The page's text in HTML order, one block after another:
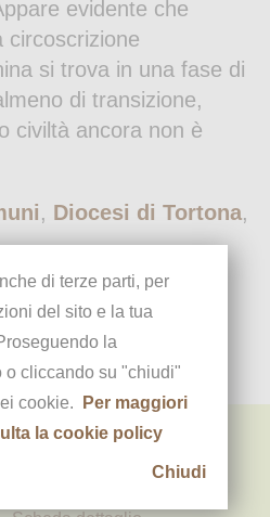
evidente che
circoscrizione
si trova in una fase di
di transizione,
civiltà ancora non è
, Diocesi di Tortona,
DI POZZOLO
di terze parti, per
del sito e la tua
la
o cliccando su "chiudi"
cookie.
Per maggiori
la cookie policy
Chiudi